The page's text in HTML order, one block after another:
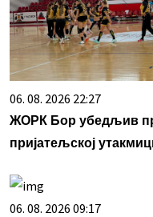
06. 08. 2026 22:27
ЖОРК Бор убедљив
пријатељској
06. 08. 2026 09:17